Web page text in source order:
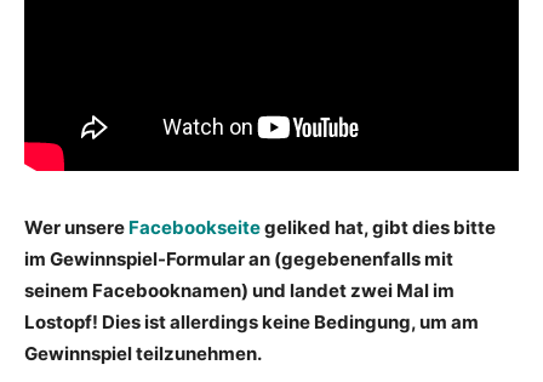
Wer unsere Facebookseitegeliked hat, gibt dies bitte
im Gewinnspiel-Formular an (gegebenenfalls mit
seinem Facebooknamen) und landet zwei Mal im
Lostopf! Dies ist allerdings keine Bedingung, um am
Gewinnspiel teilzunehmen.